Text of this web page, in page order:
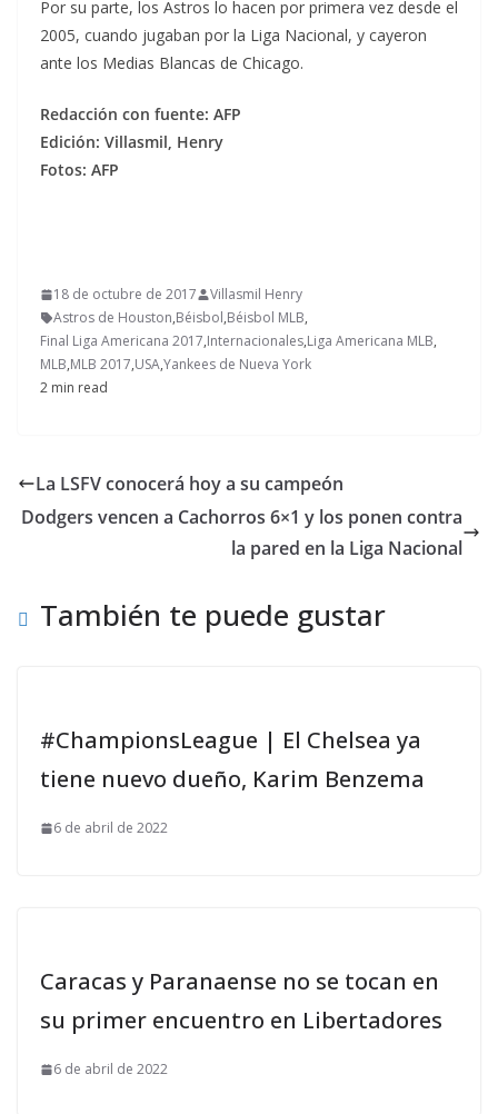
Por su parte, los Astros lo hacen por primera vez desde el
2005, cuando jugaban por la Liga Nacional, y cayeron
ante los Medias Blancas de Chicago.
Redacción con fuente: AFP
Edición: Villasmil, Henry
Fotos: AFP
18 de octubre de 2017
Villasmil Henry
Astros de Houston,Béisbol,Béisbol MLB,
Final Liga Americana 2017,Internacionales,Liga Americana MLB,
MLB,MLB 2017,USA,Yankees de Nueva York
2 min read
La LSFV conocerá hoy a su campeón
Dodgers vencen a Cachorros 6×1 y los ponen contra
la pared en la Liga Nacional
También te puede gustar
#ChampionsLeague | El Chelsea ya
tiene nuevo dueño, Karim Benzema
6 de abril de 2022
Caracas y Paranaense no se tocan en
su primer encuentro en Libertadores
6 de abril de 2022